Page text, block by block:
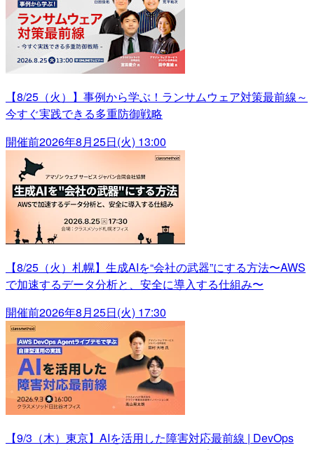
【8/25（火）】事例から学ぶ！ランサムウェア対策最前線～
今すぐ実践できる多重防御戦略
開催前2026年8月25日(火) 13:00
【8/25（火）札幌】生成AIを“会社の武器”にする方法〜AWS
で加速するデータ分析と、安全に導入する仕組み〜
開催前2026年8月25日(火) 17:30
【9/3（木）東京】AIを活用した障害対応最前線 | DevOps